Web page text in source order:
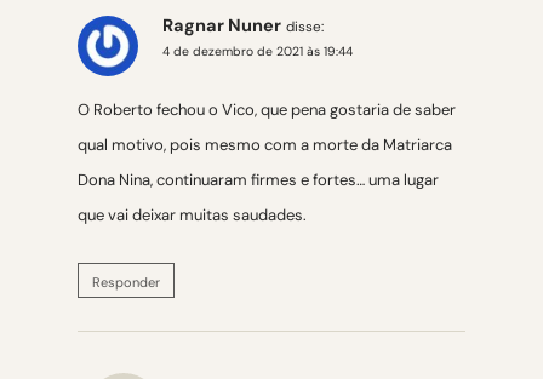
Ragnar Nuner disse:
4 de dezembro de 2021 às 19:44
O Roberto fechou o Vico, que pena gostaria de saber
qual motivo, pois mesmo com a morte da Matriarca
Dona Nina, continuaram firmes e fortes… uma lugar
que vai deixar muitas saudades.
Responder